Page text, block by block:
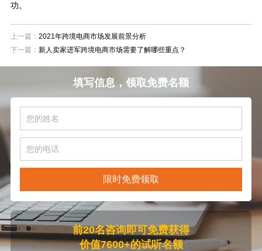
功。
上一篇： 2021年跨境电商市场发展前景分析
下一篇： 新人卖家进军跨境电商市场需要了解哪些重点？
填写信息，领取免费名额
限时免费领取
前20名咨询即可免费获得
价值7600+的试听名额